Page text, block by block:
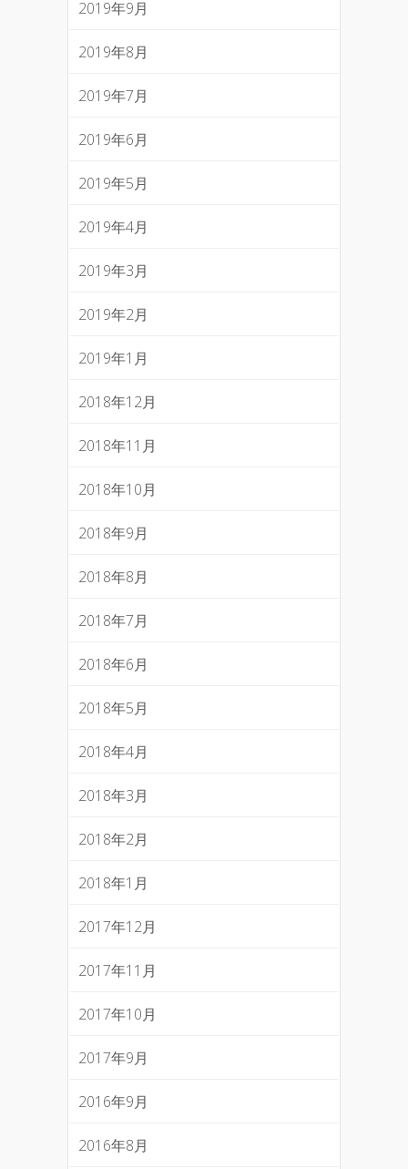
2019年9月
2019年8月
2019年7月
2019年6月
2019年5月
2019年4月
2019年3月
2019年2月
2019年1月
2018年12月
2018年11月
2018年10月
2018年9月
2018年8月
2018年7月
2018年6月
2018年5月
2018年4月
2018年3月
2018年2月
2018年1月
2017年12月
2017年11月
2017年10月
2017年9月
2016年9月
2016年8月